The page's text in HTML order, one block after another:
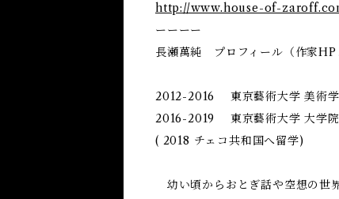
http://www.house-of-
ーーーー
長瀬萬純 プロフィール（作家HP
2012-2016 東京藝術大学 美術学
2016-2019 東京藝術大学 大学院
( 2018 チェコ共和国へ留学)
幼い頃からおとぎ話や空想の世